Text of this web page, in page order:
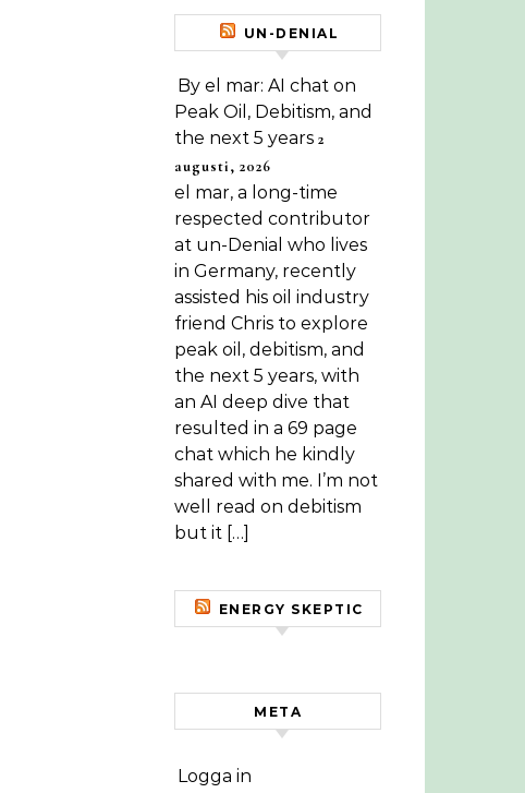
UN-DENIAL
By el mar: AI chat on
Peak Oil, Debitism, and
the next 5 years 2
augusti, 2026
el mar, a long-time
respected contributor
at un-Denial who lives
in Germany, recently
assisted his oil industry
friend Chris to explore
peak oil, debitism, and
the next 5 years, with
an AI deep dive that
resulted in a 69 page
chat which he kindly
shared with me. I’m not
well read on debitism
but it […]
ENERGY SKEPTIC
META
Logga in